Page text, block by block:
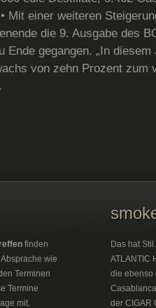
Mit einer weiteren
die 9. Ausgabe des
Ende gegangen. „In
von zehn Prozent zum
finden
wie
Terminen
Termine
mit.
Das hat
ATLANTIC
die ebenso
der CIGAR